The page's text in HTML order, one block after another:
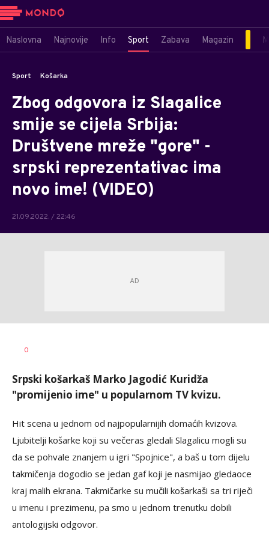
Naslovna Najnovije Info Sport Zabava Magazin
Sport Košarka
Zbog odgovora iz Slagalice
smije se cijela Srbija:
Društvene mreže "gore" -
srpski reprezentativac ima
novo ime! (VIDEO)
21.09.2022. / 22:46
AUTOR
0
Srpski košarkaš Marko Jagodić Kuridža
"promijenio ime" u popularnom TV kvizu.
Hit scena u jednom od najpopularnijih domaćih kvizova.
Ljubitelji košarke koji su večeras gledali Slagalicu mogli su
da se pohvale znanjem u igri "Spojnice", a baš u tom dijelu
takmičenja dogodio se jedan gaf koji je nasmijao gledaoce
kraj malih ekrana. Takmičarke su mučili košarkaši sa tri riječi
u imenu i prezimenu, pa smo u jednom trenutku dobili
antologijski odgovor.